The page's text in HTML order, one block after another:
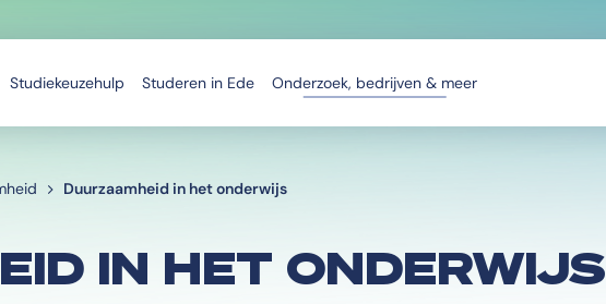
Studiekeuzehulp Studeren in Ede Onderzoek, bedrijven & meer
Duurzaamheid in het onderwijs
IN HET ONDERWIJS